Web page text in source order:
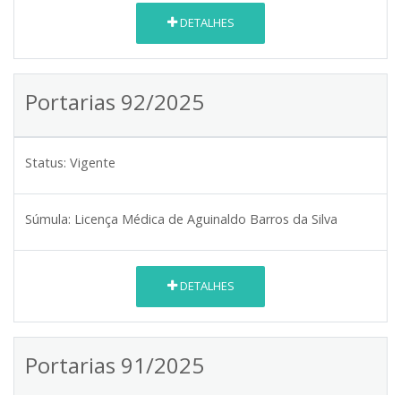
DETALHES
Portarias 92/2025
Status: Vigente
Súmula: Licença Médica de Aguinaldo Barros da Silva
DETALHES
Portarias 91/2025